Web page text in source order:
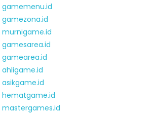
gamemenu.id
gamezona.id
murnigame.id
gamesarea.id
gamearea.id
ahligame.id
asikgame.id
hematgame.id
mastergames.id